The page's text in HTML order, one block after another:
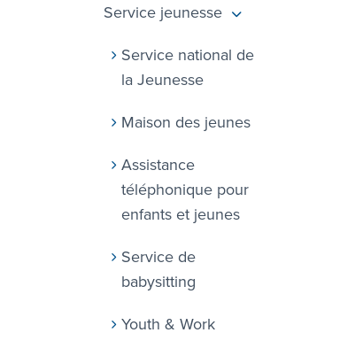
Service jeunesse
Service national de
la Jeunesse
Maison des jeunes
Assistance
téléphonique pour
enfants et jeunes
Service de
babysitting
Youth & Work